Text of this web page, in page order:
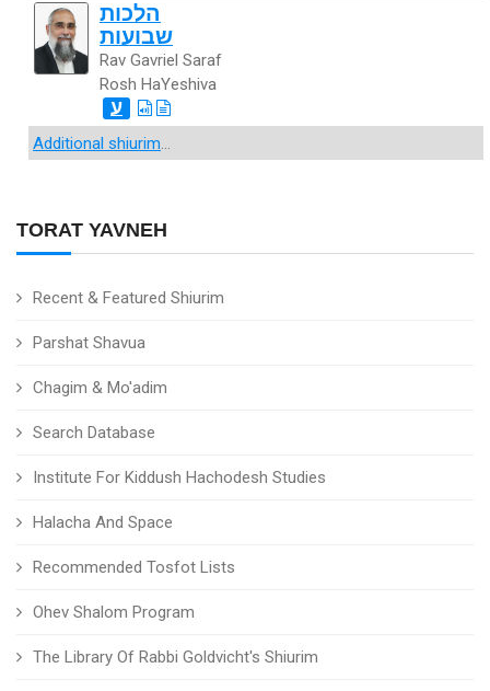
TORAT YAVNEH
Recent & Featured Shiurim
Parshat Shavua
Chagim & Mo'adim
Search Database
Institute For Kiddush Hachodesh Studies
Halacha And Space
Recommended Tosfot Lists
Ohev Shalom Program
The Library Of Rabbi Goldvicht's Shiurim
הלכות
שבועות
Rav Gavriel Saraf
Rosh HaYeshiva
ע
Additional shiurim...